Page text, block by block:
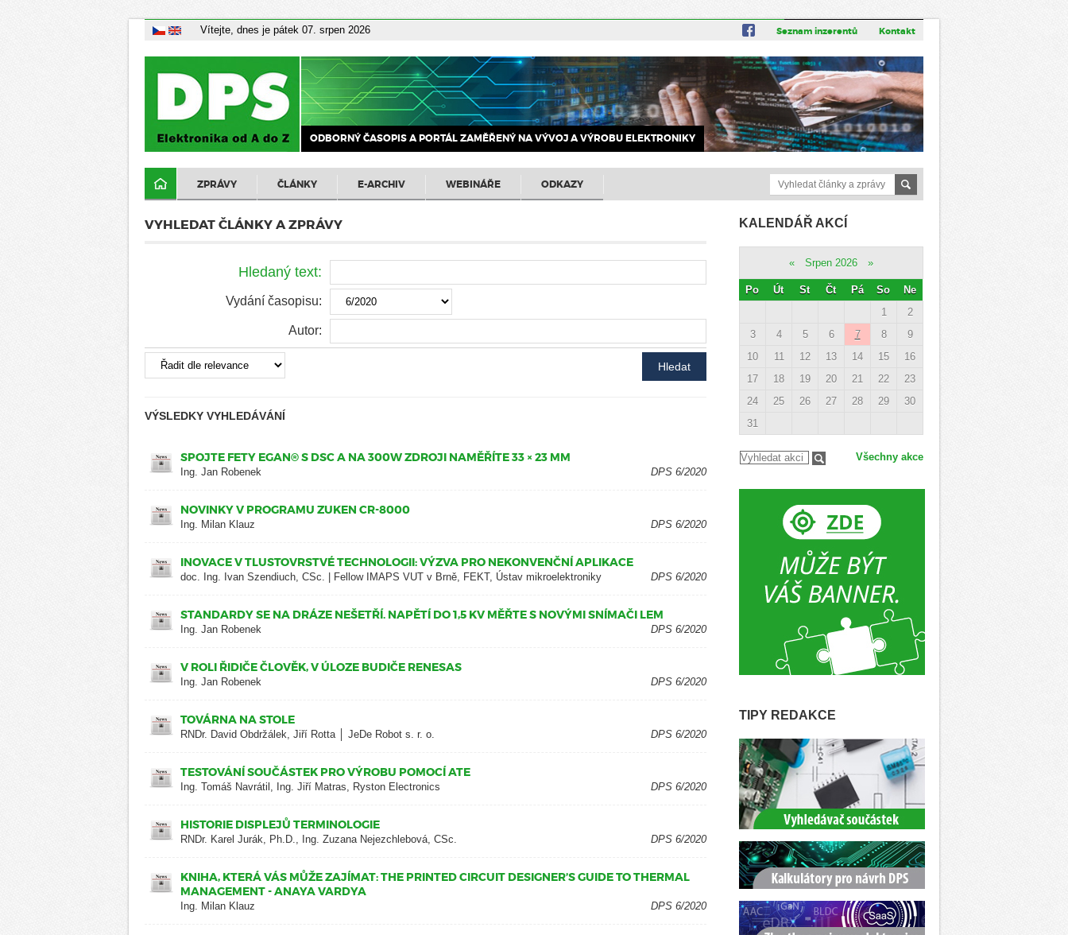
Vítejte, dnes je pátek 07. srpen 2026 Seznam inzerentů Kontakt
ODBORNÝ ČASOPIS A PORTÁL ZAMĚŘENÝ NA VÝVOJ A VÝROBU ELEKTRONIKY
ZPRÁVY ČLÁNKY E-ARCHIV WEBINÁŘE ODKAZY
VYHLEDAT ČLÁNKY A ZPRÁVY
Hledaný text:
Vydání časopisu:
Autor:
Hledat
VÝSLEDKY VYHLEDÁVÁNÍ
SPOJTE FETY EGAN® S DSC A NA 300W ZDROJI NAMĚŘÍTE 33 × 23 MM
DPS 6/2020
Ing. Jan Robenek
NOVINKY V PROGRAMU ZUKEN CR-8000
DPS 6/2020
Ing. Milan Klauz
INOVACE V TLUSTOVRSTVÉ TECHNOLOGII: VÝZVA PRO NEKONVENČNÍ APLIKACE
DPS 6/2020
doc. Ing. Ivan Szendiuch, CSc. | Fellow IMAPS VUT v Brně, FEKT, Ústav mikroelektroniky
STANDARDY SE NA DRÁZE NEŠETŘÍ. NAPĚTÍ DO 1,5 KV MĚŘTE S NOVÝMI SNÍMAČI LEM
DPS 6/2020
Ing. Jan Robenek
V ROLI ŘIDIČE ČLOVĚK, V ÚLOZE BUDIČE RENESAS
DPS 6/2020
Ing. Jan Robenek
TOVÁRNA NA STOLE
DPS 6/2020
RNDr. David Obdržálek, Jiří Rotta │ JeDe Robot s. r. o.
TESTOVÁNÍ SOUČÁSTEK PRO VÝROBU POMOCÍ ATE
DPS 6/2020
Ing. Tomáš Navrátil, Ing. Jiří Matras, Ryston Electronics
HISTORIE DISPLEJŮ TERMINOLOGIE
DPS 6/2020
RNDr. Karel Jurák, Ph.D., Ing. Zuzana Nejezchlebová, CSc.
KNIHA, KTERÁ VÁS MŮŽE ZAJÍMAT: THE PRINTED CIRCUIT DESIGNER’S GUIDE TO THERMAL
MANAGEMENT - ANAYA VARDYA
DPS 6/2020
Ing. Milan Klauz
KALENDÁŘ AKCÍ
« Srpen 2026 »
Po Út St Čt Pá So
Ne
1
2
3
4 5 6 7 8
9
10
11 12 13 14 15
16
17
18 19 20 21 22
23
24
25 26 27 28 29
30
31
Všechny akce
TIPY REDAKCE